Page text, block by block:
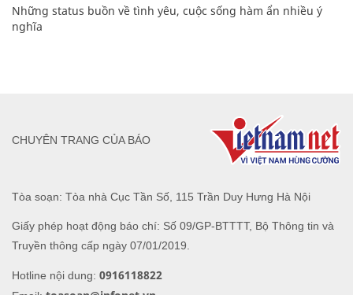
Những status buồn về tình yêu, cuộc sống hàm ẩn nhiều ý
nghĩa
Tòa soạn: Tòa nhà Cục Tần Số, 115 Trần Duy Hưng Hà Nội
Giấy phép hoạt động báo chí: Số 09/GP-BTTTT, Bộ Thông tin và
Truyền thông cấp ngày 07/01/2019.
Hotline nội dung: 0916118822
CHUYÊN TRANG CỦA BÁO